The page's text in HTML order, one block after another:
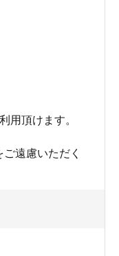
用頂けます。
遠慮いただく